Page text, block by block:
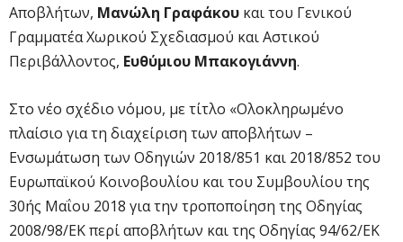
Αποβλήτων, Μανώλη Γραφάκου και του Γενικού
Γραμματέα Χωρικού Σχεδιασμού και Αστικού
Περιβάλλοντος, Ευθύμιου Μπακογιάννη.
Στο νέο σχέδιο νόμου, με τίτλο «Ολοκληρωμένο
πλαίσιο για τη διαχείριση των αποβλήτων –
Ενσωμάτωση των Οδηγιών 2018/851 και 2018/852 του
Ευρωπαϊκού Κοινοβουλίου και του Συμβουλίου της
30ής Μαΐου 2018 για την τροποποίηση της Οδηγίας
2008/98/ΕΚ περί αποβλήτων και της Οδηγίας 94/62/ΕΚ